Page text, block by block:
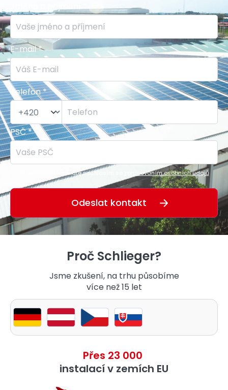
Jméno a příjmení *
E-mail *
Telefon *
PSČ *
Odesláním formuláře souhlasím se zpracováním osobních údajů
Proč Schlieger?
Jsme zkušení, na trhu působíme
více než 15 let
Přes 23 000
instalací v zemích EU